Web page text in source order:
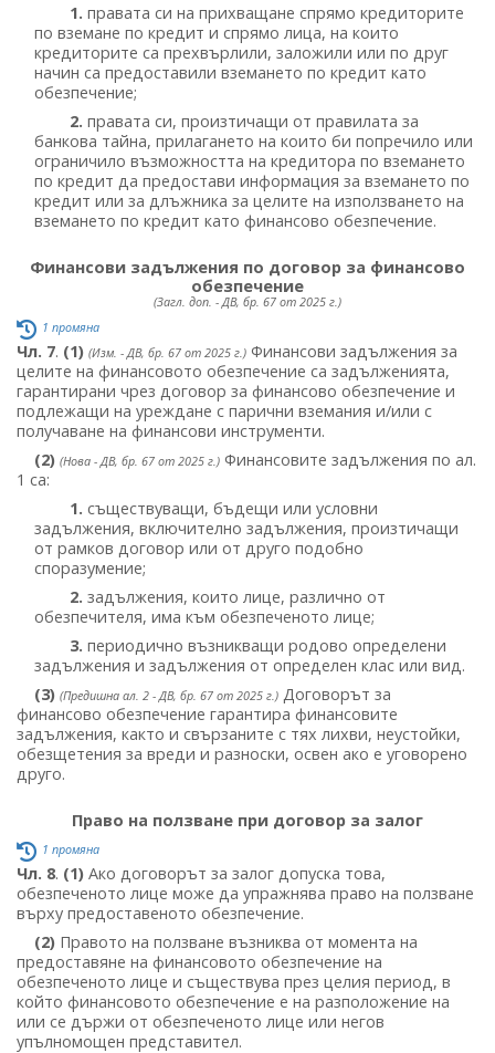
1. правата си на прихващане спрямо кредиторите
по вземане по кредит и спрямо лица, на които
кредиторите са прехвърлили, заложили или по друг
начин са предоставили вземането по кредит като
обезпечение;
2. правата си, произтичащи от правилата за
банкова тайна, прилагането на които би попречило или
ограничило възможността на кредитора по вземането
по кредит да предостави информация за вземането по
кредит или за длъжника за целите на използването на
вземането по кредит като финансово обезпечение.
Финансови задължения по договор за финансово
обезпечение
(Загл. доп. - ДВ, бр. 67 от 2025 г.)
1 промяна
Чл. 7. (1) (Изм. - ДВ, бр. 67 от 2025 г.) Финансови задължения за
целите на финансовото обезпечение са задълженията,
гарантирани чрез договор за финансово обезпечение и
подлежащи на уреждане с парични вземания и/или с
получаване на финансови инструменти.
(2) (Нова - ДВ, бр. 67 от 2025 г.) Финансовите задължения по ал.
1 са:
1. съществуващи, бъдещи или условни
задължения, включително задължения, произтичащи
от рамков договор или от друго подобно
споразумение;
2. задължения, които лице, различно от
обезпечителя, има към обезпеченото лице;
3. периодично възникващи родово определени
задължения и задължения от определен клас или вид.
(3) (Предишна ал. 2 - ДВ, бр. 67 от 2025 г.) Договорът за
финансово обезпечение гарантира финансовите
задължения, както и свързаните с тях лихви, неустойки,
обезщетения за вреди и разноски, освен ако е уговорено
друго.
Право на ползване при договор за залог
1 промяна
Чл. 8. (1) Ако договорът за залог допуска това,
обезпеченото лице може да упражнява право на ползване
върху предоставеното обезпечение.
(2) Правото на ползване възниква от момента на
предоставяне на финансовото обезпечение на
обезпеченото лице и съществува през целия период, в
който финансовото обезпечение е на разположение на
или се държи от обезпеченото лице или негов
упълномощен представител.